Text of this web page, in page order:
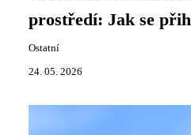
prostředí: Jak se
Ostatní
24. 05. 2026